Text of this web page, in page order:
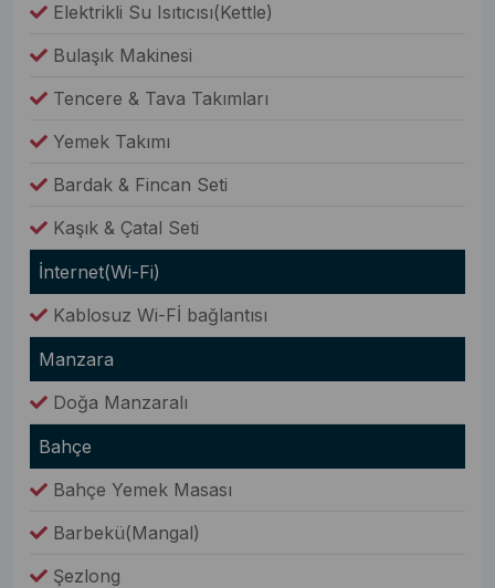
Elektrikli Su Isıtıcısı(Kettle)
Bulaşık Makinesi
Tencere & Tava Takımları
Yemek Takımı
Bardak & Fincan Seti
Kaşık & Çatal Seti
İnternet(Wi-Fi)
Kablosuz Wi-Fİ bağlantısı
Manzara
Doğa Manzaralı
Bahçe
Bahçe Yemek Masası
Barbekü(Mangal)
Şezlong